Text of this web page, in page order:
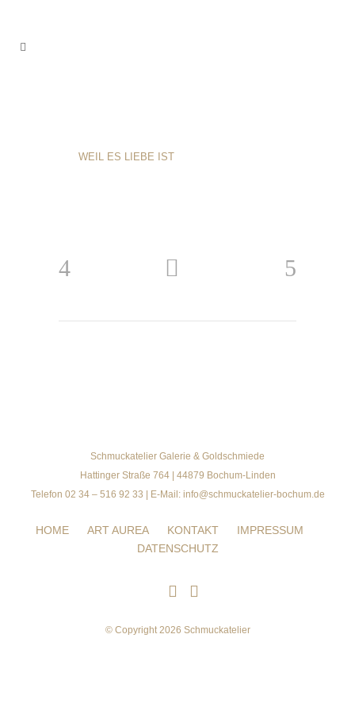
WEIL ES LIEBE IST
Schmuckatelier Galerie & Goldschmiede
Hattinger Straße 764 | 44879 Bochum-Linden
Telefon 02 34 – 516 92 33 | E-Mail: info@schmuckatelier-bochum.de
HOME ART AUREA KONTAKT
IMPRESSUM
DATENSCHUTZ
© Copyright 2026 Schmuckatelier